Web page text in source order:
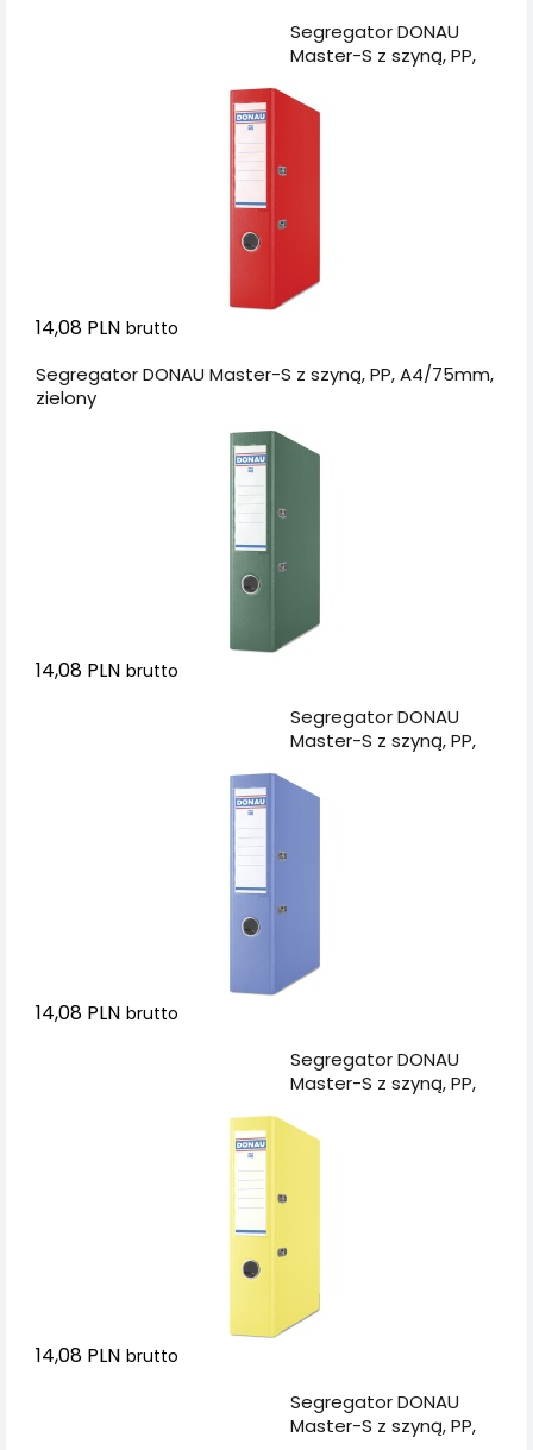
Segregator DONAU
Master-S z szyną, PP,
14,08 PLN brutto
Segregator DONAU Master-S z szyną, PP, A4/75mm,
zielony
14,08 PLN brutto
Segregator DONAU
Master-S z szyną, PP,
14,08 PLN brutto
Segregator DONAU
Master-S z szyną, PP,
14,08 PLN brutto
Segregator DONAU
Master-S z szyną, PP,